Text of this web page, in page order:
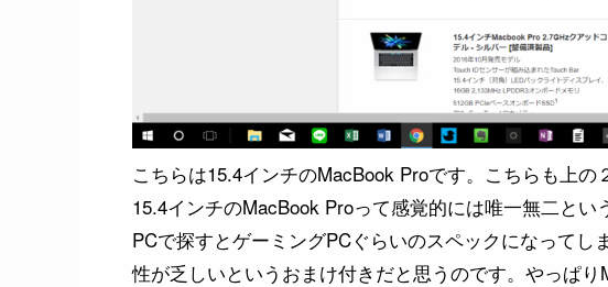
こちらは15.4インチのMacBook Proです。こちらも上の
15.4インチのMacBook Proって感覚的には唯一無二と
PCで探すとゲーミングPCぐらいのスペックになって
性が乏しいというおまけ付きだと思うのです。やっぱ